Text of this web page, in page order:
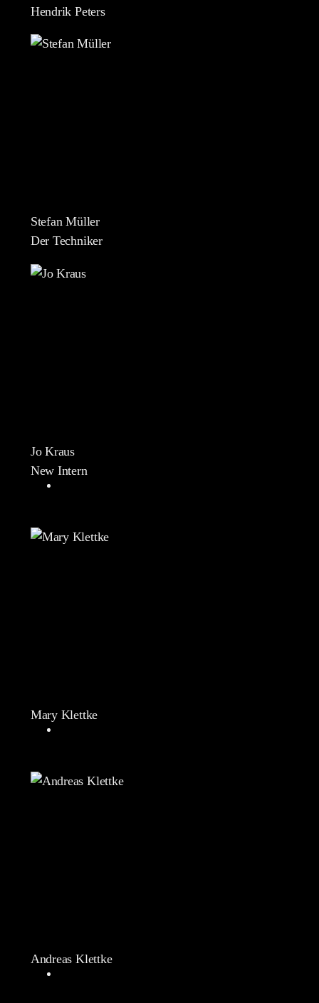
Hendrik Peters
Stefan Müller
Der Techniker
Jo Kraus
New Intern
Mary Klettke
Andreas Klettke